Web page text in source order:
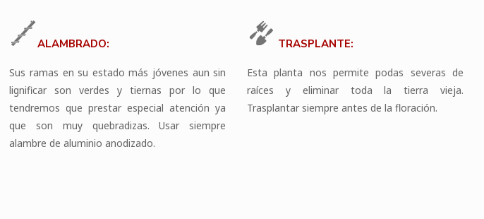
ALAMBRADO:
Sus ramas en su estado más jóvenes aun sin
lignificar son verdes y tiernas por lo que
tendremos que prestar especial atención ya
que son muy quebradizas. Usar siempre
alambre de aluminio anodizado.
TRASPLANTE:
Esta planta nos permite podas severas de
raíces y eliminar toda la tierra vieja.
Trasplantar siempre antes de la floración.